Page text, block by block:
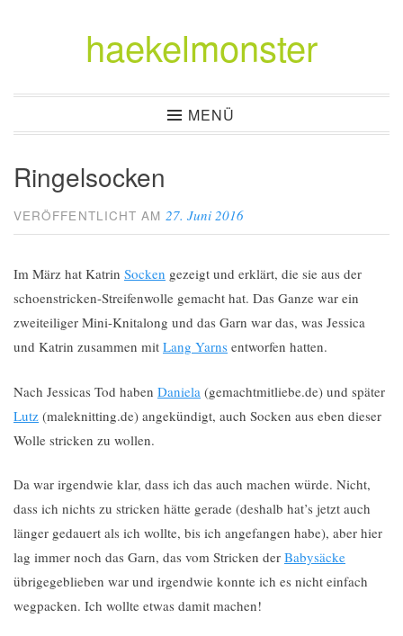
haekelmonster
MENÜ
Ringelsocken
VERÖFFENTLICHT AM27. Juni 2016
Im März hat Katrin Socken gezeigt und erklärt, die sie aus der
schoenstricken-Streifenwolle gemacht hat. Das Ganze war ein
zweiteiliger Mini-Knitalong und das Garn war das, was Jessica
und Katrin zusammen mit Lang Yarns entworfen hatten.
Nach Jessicas Tod haben Daniela (gemachtmitliebe.de) und später
Lutz (maleknitting.de) angekündigt, auch Socken aus eben dieser
Wolle stricken zu wollen.
Da war irgendwie klar, dass ich das auch machen würde. Nicht,
dass ich nichts zu stricken hätte gerade (deshalb hat’s jetzt auch
länger gedauert als ich wollte, bis ich angefangen habe), aber hier
lag immer noch das Garn, das vom Stricken der Babysäcke
übrigegeblieben war und irgendwie konnte ich es nicht einfach
wegpacken. Ich wollte etwas damit machen!